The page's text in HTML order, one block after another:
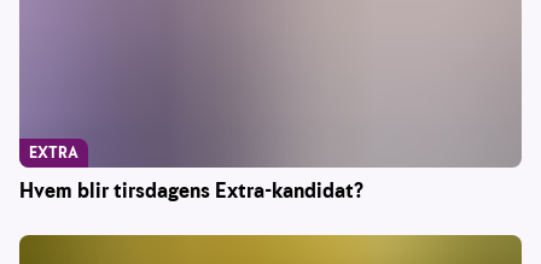
Hvem blir tirsdagens Extra-kandidat?
EXTRA